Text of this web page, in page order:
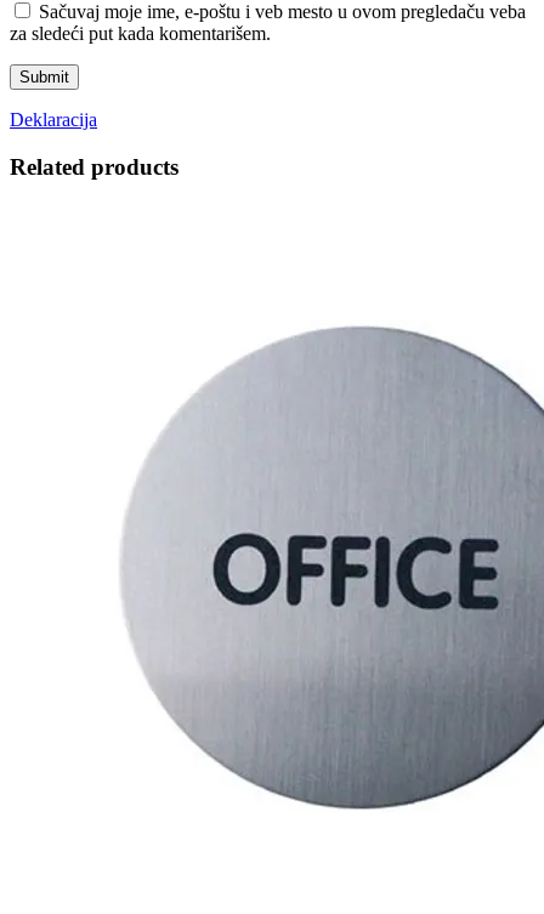
Sačuvaj moje ime, e-poštu i veb mesto u ovom pregledaču veba
za sledeći put kada komentarišem.
Deklaracija
Related products